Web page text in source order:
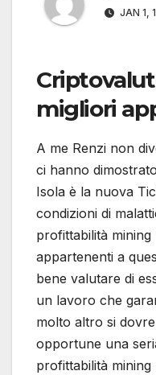
JAN 1,
migliori
A me Renzi non
ci hanno
Isola è la nuova
condizioni di
profittabilità
appartenenti a
bene valutare di
un lavoro che
molto altro si
opportune una
profittabilità mining